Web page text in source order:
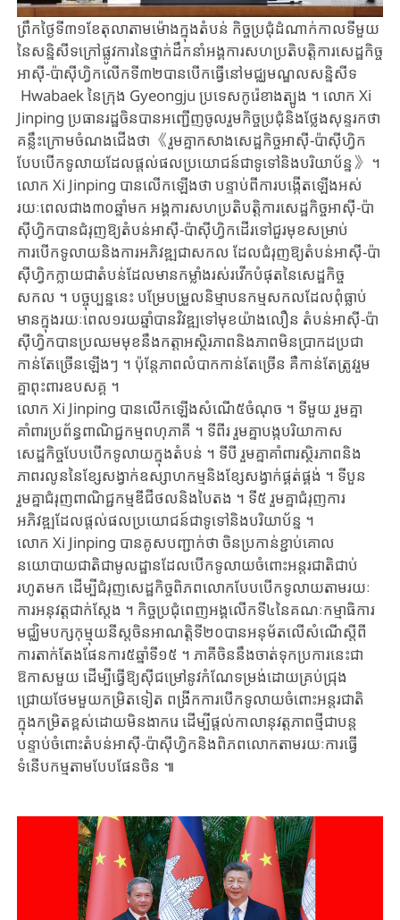
ព្រឹកថ្ងៃទី៣១​ខែតុលា​តាមម៉ោង​ក្នុងតំបន់ ​កិច្ចប្រជុំ​ដំណាក់កាល​ទីមួយ
នៃ​សន្និសីទក្រៅ​ផ្លូវការនៃ​ថ្នាក់ដឹកនាំអង្គការ​សហប្រតិបត្តិការ​សេដ្ឋកិច្ច
អាស៊ី​-ប៉ាស៊ីហ្វិក​លើកទី៣២​បានបើក​ធ្វើនៅ​មជ្ឈមណ្ឌល​សន្និសីទ​
Hwabaek ​នៃក្រុង ​Gyeongju ​ប្រទេស​កូរ៉េខាងត្បូង​ ។ ​លោក ​Xi ​
Jinping ​ប្រធានរដ្ឋចិន​បាន​អញ្ជើញ​ចូលរួម​កិច្ចប្រជុំ​​និងថ្លែង​សុន្ទរកថា​
គន្លឹះក្រោម​ចំណង​ជើងថា ​《រួមគ្នាកសាង​សេដ្ឋកិច្ច​អាស៊ី​-ប៉ាស៊ីហ្វិក​​
បែប​បើកទូលាយ​ដែលផ្តល់​ផលប្រយោជន៍​ជាទូទៅនិង​បរិយាប័ន្ន》 ។
លោក Xi ​Jinping ​បាន​លើកឡើងថា ​​បន្ទាប់ពី​ការបង្កើតឡើង​អស់​
រយៈពេល​ជាង​៣០ឆ្នាំ​មក ​​អង្គការ​សហប្រតិបត្តិការ​សេដ្ឋកិច្ច​អាស៊ី​-ប៉ា
ស៊ីហ្វិក​បាន​ជំរុញឱ្យ​តំបន់​អាស៊ី​-ប៉ាស៊ីហ្វិក​ដើរ​ទៅជួរមុខ​សម្រាប់​
ការបើកទូលាយ​និង​ការអភិវឌ្ឍ​ជាសកល ​ដែលជំរុញឱ្យ​តំបន់​អាស៊ី​-ប៉ា
ស៊ីហ្វិក​ក្លាយជា​តំបន់​ដែលមាន​កម្លាំងរស់រវើក​បំផុតនៃសេដ្ឋកិច្ច​
សកល ។ ​បច្ចុប្បន្ននេះ ​បម្រែបម្រួល​និម្មាបនកម្ម​សកលដែល​ពុំធ្លាប់
មាន​ក្នុងរយៈពេល​១រយឆ្នាំ​បាន​វិវឌ្ឍទៅមុខ​យ៉ាង​លឿន​ ​តំបន់​អាស៊ី​-ប៉ា
ស៊ីហ្វិក​បាន​ប្រឈមមុខ​នឹងកត្តា​អស្ថិរភាព​និង​ភាពមិន​ប្រាកដប្រជា​
កាន់តែ​ច្រើនឡើងៗ ​។ ​ប៉ុន្តែ​ភាព​លំបាក​កាន់តែច្រើន​ ​គឺកាន់តែ​ត្រូវរួម
គ្នា​ពុះពារ​ឧបសគ្គ ។
លោក Xi ​Jinping ​បាន​លើកឡើង​សំណើ៥​ចំណុច ។ ​ទីមួយ​ រួមគ្នា​
គាំពារ​ប្រព័ន្ធ​ពាណិជ្ជកម្ម​ពហុភាគី ​។ ទីពីរ ​រួមគ្នា​បង្កបរិយាកាស​
សេដ្ឋកិច្ច​បែប​បើកទូលាយ​ក្នុងតំបន់​ ​។ ទីបី ​រួមគ្នា​គាំពារស្ថិរភាព​និង
ភាពរលូន​នៃខ្សែសង្វាក់​ឧស្សាហកម្មនិង​ខ្សែសង្វាក់​ផ្គត់ផ្គង់ ។ ​ទីបួន ​
រួមគ្នា​ជំរុញ​ពាណិជ្ជកម្ម​ឌីជីថល​និងបៃតង​​ ។ ទី៥​ រួមគ្នា​ជំរុញ​ការ
អភិវឌ្ឍ​ដែលផ្តល់​ផលប្រយោជន៍​ជាទូទៅនិង​បរិយាប័ន្ន ។
លោក Xi ​Jinping ​បាន​គូសបញ្ជាក់ថា ​ចិនប្រកាន់ខ្ជាប់​គោល
នយោបាយ​ជាតិជាមូលដ្ឋាន​ដែល​បើកទូលាយ​ចំពោះ​អន្តរជាតិ​ជាប់​
រហូតមក ​ដើម្បីជំរុញ​សេដ្ឋកិច្ច​ពិភពលោក​បែប​បើក​ទូលាយ​តាមរយៈ​
ការអនុវត្ត​ជាក់ស្តែង ​។ កិច្ចប្រជុំ​ពេញអង្គ​លើកទី៤នៃ​គណៈកម្មាធិការ​
មជ្ឈិមបក្ស​កុម្មុយនីស្តចិន​អាណត្តិទី២០​បានអនុម័ត​លើសំណើស្តីពី​
ការតាក់តែង​ផែនការ៥​ឆ្នាំទី១៥ ​។ ភាគីចិន​នឹង​ចាត់ទុក​ប្រការនេះ​ជា
ឱកាស​មួយ ​ដើម្បីធ្វើឱ្យ​ស៊ីជម្រៅនូវ​កំណែទម្រង់​ដោយគ្រប់​ជ្រុង
ជ្រោយ​ថែមមួយ​កម្រិតទៀត ​ពង្រីក​ការបើកទូលាយ​ចំពោះ​អន្តរជាតិ​
ក្នុង​កម្រិតខ្ពស់​ដោយ​មិនងាករេ ​ដើម្បីផ្តល់​កាលានុវត្តភាពថ្មី​ជាបន្ត
បន្ទាប់​ចំពោះ​តំបន់​អាស៊ី​-ប៉ាស៊ីហ្វិក​និង​ពិភពលោក​តាមរយៈ​ការធ្វើ​
ទំនើបកម្ម​តាមបែប​ផែនចិន ៕